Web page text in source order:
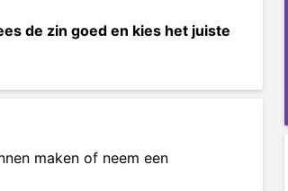
de zin goed en kies het juiste
maken of neem een